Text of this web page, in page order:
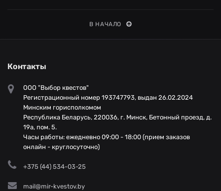
В НАЧАЛО
Контакты
ООО "Выбор квестов"
Регистрационный номер 193747793, выдан 26.02.2024
Минским горисполкомом
Республика Беларусь, 220036, г. Минск, Бетонный проезд, д.
19а, пом. 5.
Часы работы: ежедневно 09:00 - 18:00 (прием заказов
онлайн - круглосуточно)
+375 (44) 534-03-25
mail@mir-kvestov.by